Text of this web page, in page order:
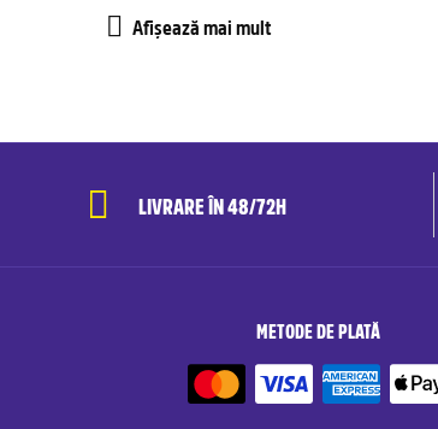
LIVRARE ÎN 48/72H
METODE DE PLATĂ